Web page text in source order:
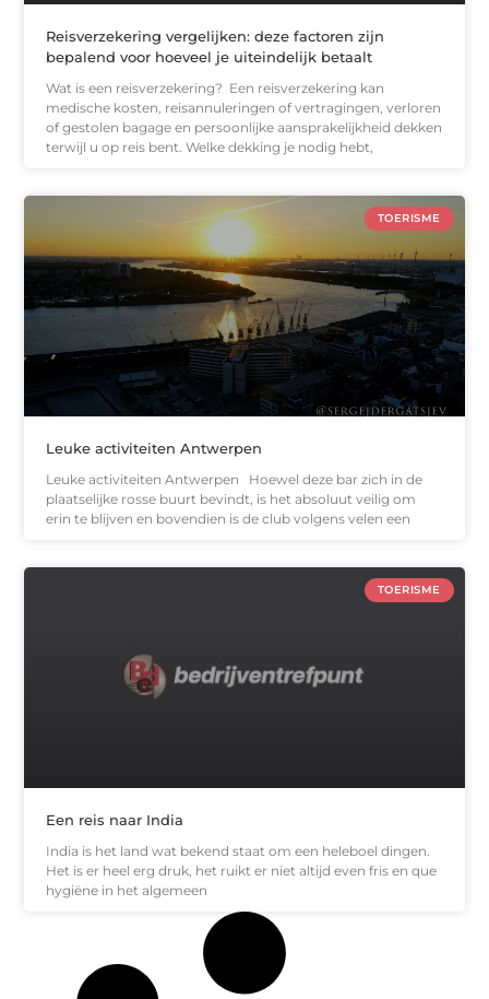
Reisverzekering vergelijken: deze factoren zijn
bepalend voor hoeveel je uiteindelijk betaalt
Wat is een reisverzekering? Een reisverzekering kan
medische kosten, reisannuleringen of vertragingen, verloren
of gestolen bagage en persoonlijke aansprakelijkheid dekken
terwijl u op reis bent. Welke dekking je nodig hebt,
TOERISME
Leuke activiteiten Antwerpen
Leuke activiteiten Antwerpen Hoewel deze bar zich in de
plaatselijke rosse buurt bevindt, is het absoluut veilig om
erin te blijven en bovendien is de club volgens velen een
TOERISME
Een reis naar India
India is het land wat bekend staat om een heleboel dingen.
Het is er heel erg druk, het ruikt er niet altijd even fris en que
hygiëne in het algemeen